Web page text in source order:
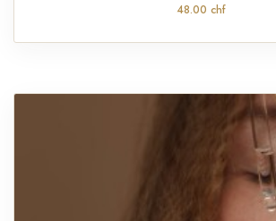
48.00 chf